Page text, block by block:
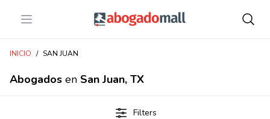
Open menu Abogadomall
INICIO / SAN JUAN
Abogados en San Juan, TX
Filters